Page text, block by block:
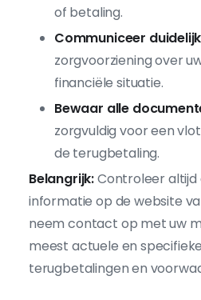
of betaling.
Communiceer duidelijk
zorgvoorziening over
financiële situatie.
Bewaar alle
zorgvuldig voor een
de terugbetaling.
Belangrijk:Controleer
informatie op de website
neem contact op met uw
meest actuele en
terugbetalingen en